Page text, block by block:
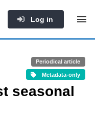
Log in
Periodical article
Metadata-only
seasonal